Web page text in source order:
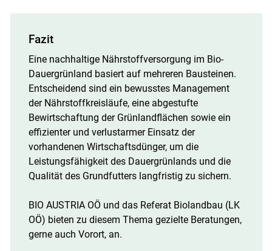
Fazit
Eine nachhaltige Nährstoffversorgung im Bio-
Dauergrünland basiert auf mehreren Bausteinen.
Entscheidend sind ein bewusstes Management
der Nährstoffkreisläufe, eine abgestufte
Bewirtschaftung der Grünlandflächen sowie ein
effizienter und verlustarmer Einsatz der
vorhandenen Wirtschaftsdünger, um die
Leistungsfähigkeit des Dauergrünlands und die
Qualität des Grundfutters langfristig zu sichern.
BIO AUSTRIA OÖ und das Referat Biolandbau (LK
OÖ) bieten zu diesem Thema gezielte Beratungen,
gerne auch Vorort, an.